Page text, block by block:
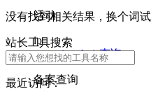
活动
ip
ip whois查询
备案查询
没有找到相关结果，换个词
站长工具搜索
最近访问：